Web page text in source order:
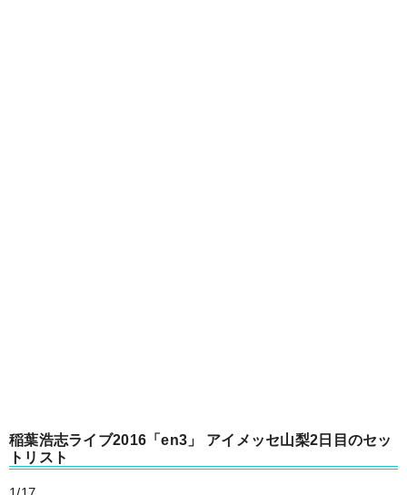
稲葉浩志ライブ2016「en3」 アイメッセ山梨2日目のセッ
トリスト